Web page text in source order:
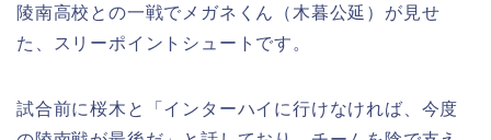
陵南高校との一戦でメガネくん（木暮公延）が見せ
た、スリーポイントシュートです。
試合前に桜木と「インターハイに行けなければ、今度